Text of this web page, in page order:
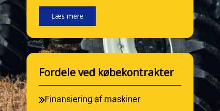
Læs mere
Fordele ved købekontrakter
Finansiering af maskiner